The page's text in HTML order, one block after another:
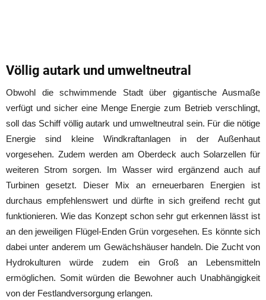
Völlig autark und umweltneutral
Obwohl die schwimmende Stadt über gigantische Ausmaße
verfügt und sicher eine Menge Energie zum Betrieb verschlingt,
soll das Schiff völlig autark und umweltneutral sein. Für die nötige
Energie sind kleine Windkraftanlagen in der Außenhaut
vorgesehen. Zudem werden am Oberdeck auch Solarzellen für
weiteren Strom sorgen. Im Wasser wird ergänzend auch auf
Turbinen gesetzt. Dieser Mix an erneuerbaren Energien ist
durchaus empfehlenswert und dürfte in sich greifend recht gut
funktionieren. Wie das Konzept schon sehr gut erkennen lässt ist
an den jeweiligen Flügel-Enden Grün vorgesehen. Es könnte sich
dabei unter anderem um Gewächshäuser handeln. Die Zucht von
Hydrokulturen würde zudem ein Groß an Lebensmitteln
ermöglichen. Somit würden die Bewohner auch Unabhängigkeit
von der Festlandversorgung erlangen.